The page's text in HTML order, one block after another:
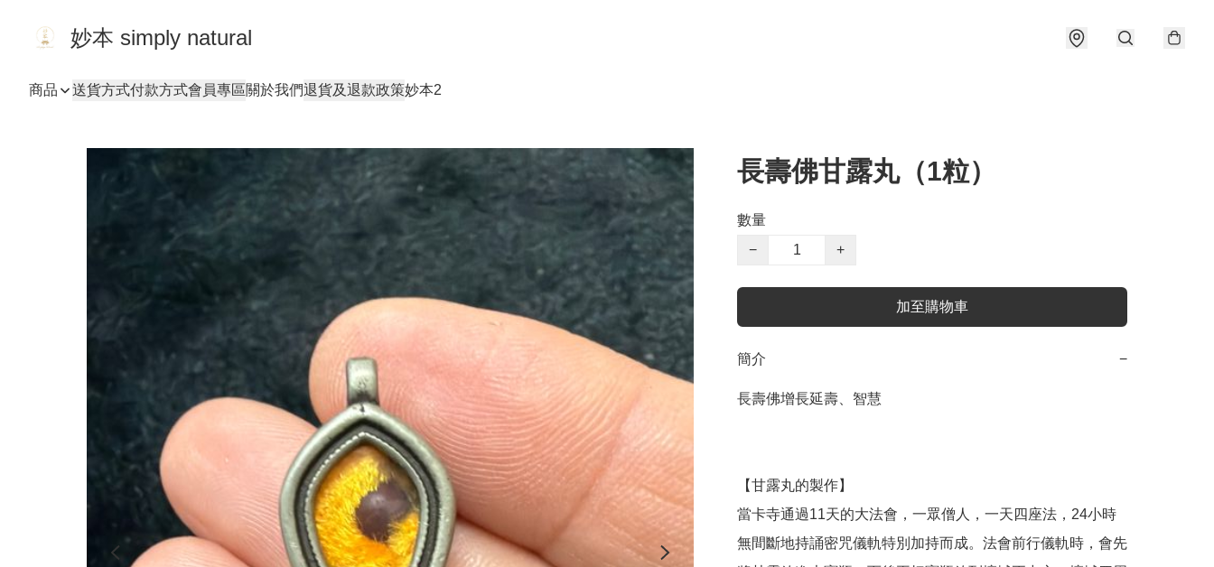
妙本 simply natural
商品 送貨方式付款方式會員專區關於我們退貨及退款政策妙本2
長壽佛甘露丸（1粒）
數量
−
+
加至購物車
簡介 −
長壽佛增長延壽、智慧
【甘露丸的製作】
當卡寺通過11天的大法會，一眾僧人，一天四座法，24小時
無間斷地持誦密咒儀軌特別加持而成。法會前行儀軌時，會先